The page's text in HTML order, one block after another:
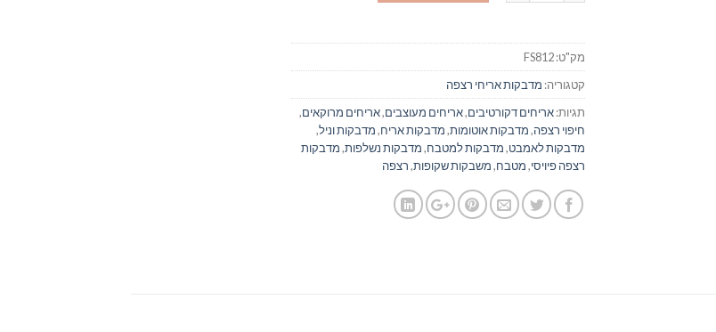
מק"ט:FS812
קטגוריה: מדבקות אריחי רצפה
תגיות:אריחים דקורטיבים,אריחים מעוצבים,אריחים מרוקאים,
חיפוי רצפה,מדבקות אוטומות,מדבקות אריח,מדבקות וניל,
מדבקות לאמבט,מדבקות למטבח,מדבקות נשלפות,מדבקות
רצפה פיויסי,מטבח,משבקות שקופות,רצפה